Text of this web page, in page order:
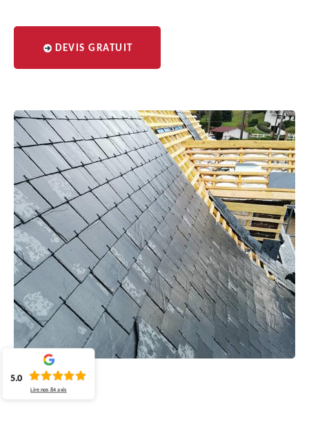
DEVIS GRATUIT
5.0
Lire nos84 avis